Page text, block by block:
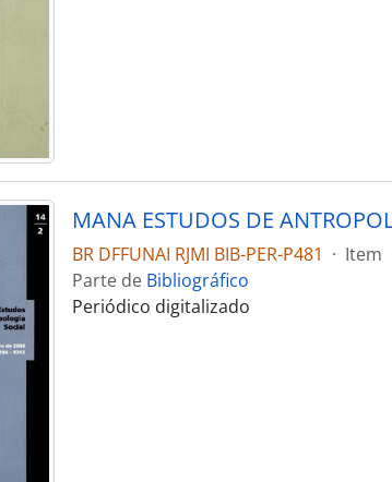
BR DFFUNAI RJMI BIB-PER-P481 · Item
Parte de Bibliográfico
Periódico digitalizado